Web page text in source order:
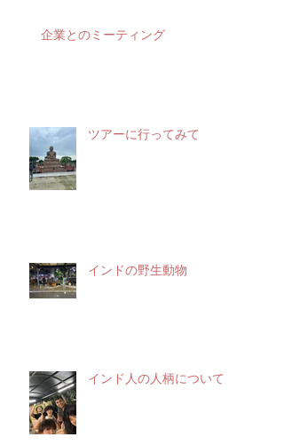
企業とのミーティング
ツアーに行ってみて
インドの野生動物
インド人の人柄について